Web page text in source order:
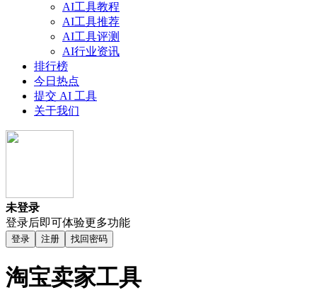
AI工具教程
AI工具推荐
AI工具评测
AI行业资讯
排行榜
今日热点
提交 AI 工具
关于我们
未登录
登录后即可体验更多功能
登录 注册 找回密码
淘宝卖家工具